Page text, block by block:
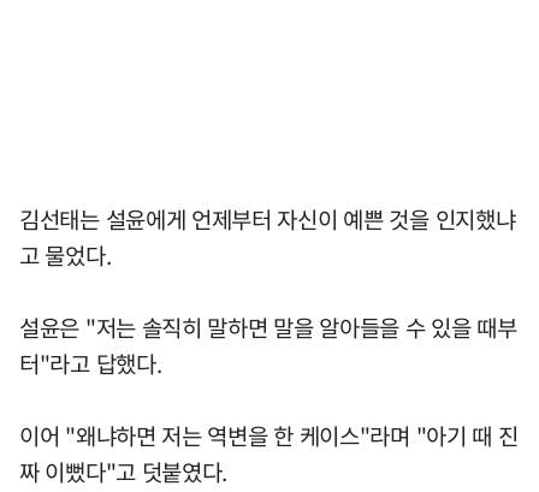
김선태는 설윤에게 언제부터 자신이 예쁜 것을 인지했냐
고 물었다.
설윤은 "저는 솔직히 말하면 말을 알아들을 수 있을 때부
터"라고 답했다.
이어 "왜냐하면 저는 역변을 한 케이스"라며 "아기 때 진
짜 이뻤다"고 덧붙였다.